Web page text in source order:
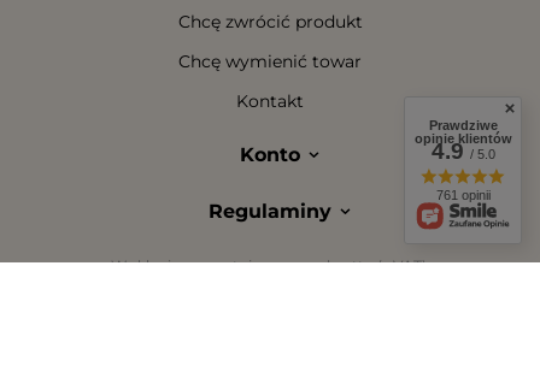
Chcę zwrócić produkt
Chcę wymienić towar
Kontakt
Konto
Regulaminy
W sklepie prezentujemy ceny brutto (z VAT).
Prawdziwe
opinie klientów
4.9/ 5.0
761 opinii